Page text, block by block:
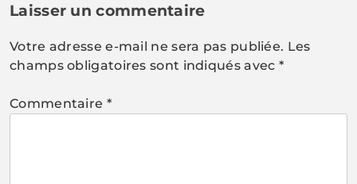
Laisser un commentaire
Votre adresse e-mail ne sera pas publiée. Les
champs obligatoires sont indiqués avec *
Commentaire *